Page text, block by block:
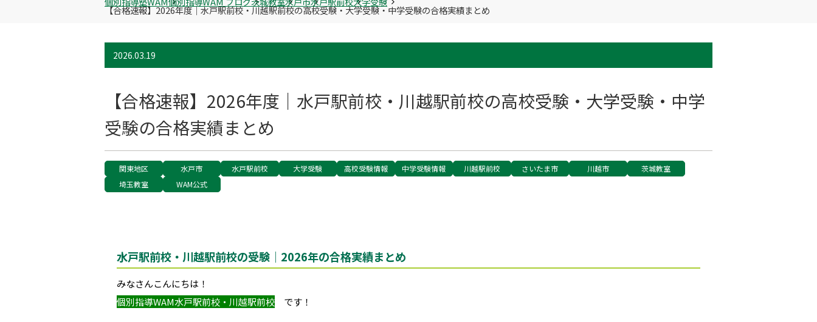
【合格速報】2026年度｜水戸駅前校・川越駅前校の高校受験・大学受験・中学受験の合格実績まとめ
2026.03.19
【合格速報】2026年度｜水戸駅前校・川越駅前校の高校受験・大学受験・中学
受験の合格実績まとめ
関東地区 水戸市 水戸駅前校 大学受験 高校受験情報 中学受験情報 川越駅前校 さいたま市 川越市
茨城教室
埼玉教室
WAM公式
水戸駅前校・川越駅前校の受験｜2026年の合格実績まとめ
みなさんこんにちは！
個別指導WAM水戸駅前校・川越駅前校 です！